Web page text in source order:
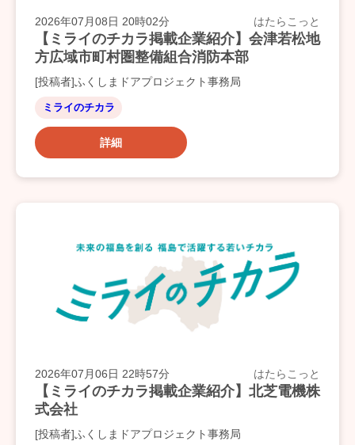
2026年07月08日 20時02分 はたらこっと
【ミライのチカラ掲載企業紹介】会津若松地
方広域市町村圏整備組合消防本部
[投稿者]ふくしまドアプロジェクト事務局
ミライのチカラ
詳細
2026年07月06日 22時57分 はたらこっと
【ミライのチカラ掲載企業紹介】北芝電機株
式会社
[投稿者]ふくしまドアプロジェクト事務局